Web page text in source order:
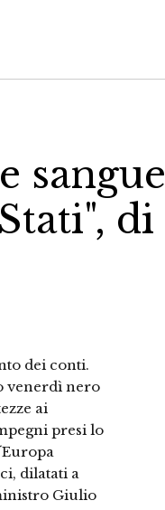
sangue
di
dei conti.
venerdì nero
ai
presi lo
dilatati a
Giulio